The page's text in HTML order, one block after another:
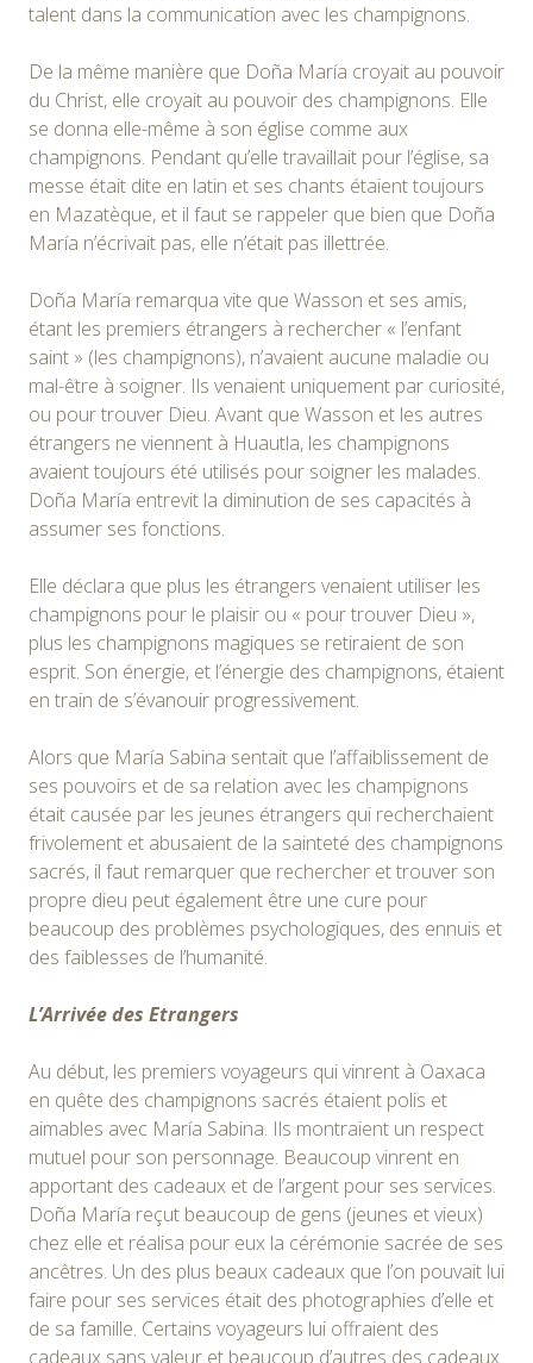
talent dans la communication avec les champignons.
De la même manière que Doña María croyait au pouvoir
du Christ, elle croyait au pouvoir des champignons. Elle
se donna elle-même à son église comme aux
champignons. Pendant qu’elle travaillait pour l’église, sa
messe était dite en latin et ses chants étaient toujours
en Mazatèque, et il faut se rappeler que bien que Doña
María n’écrivait pas, elle n’était pas illettrée.
Doña María remarqua vite que Wasson et ses amis,
étant les premiers étrangers à rechercher « l’enfant
saint » (les champignons), n’avaient aucune maladie ou
mal-être à soigner. Ils venaient uniquement par curiosité,
ou pour trouver Dieu. Avant que Wasson et les autres
étrangers ne viennent à Huautla, les champignons
avaient toujours été utilisés pour soigner les malades.
Doña María entrevit la diminution de ses capacités à
assumer ses fonctions.
Elle déclara que plus les étrangers venaient utiliser les
champignons pour le plaisir ou « pour trouver Dieu »,
plus les champignons magiques se retiraient de son
esprit. Son énergie, et l’énergie des champignons, étaient
en train de s’évanouir progressivement.
Alors que María Sabina sentait que l’affaiblissement de
ses pouvoirs et de sa relation avec les champignons
était causée par les jeunes étrangers qui recherchaient
frivolement et abusaient de la sainteté des champignons
sacrés, il faut remarquer que rechercher et trouver son
propre dieu peut également être une cure pour
beaucoup des problèmes psychologiques, des ennuis et
des faiblesses de l’humanité.
L’Arrivée des Etrangers
Au début, les premiers voyageurs qui vinrent à Oaxaca
en quête des champignons sacrés étaient polis et
aimables avec María Sabina. Ils montraient un respect
mutuel pour son personnage. Beaucoup vinrent en
apportant des cadeaux et de l’argent pour ses services.
Doña María reçut beaucoup de gens (jeunes et vieux)
chez elle et réalisa pour eux la cérémonie sacrée de ses
ancêtres. Un des plus beaux cadeaux que l’on pouvait lui
faire pour ses services était des photographies d’elle et
de sa famille. Certains voyageurs lui offraient des
cadeaux sans valeur et beaucoup d’autres des cadeaux